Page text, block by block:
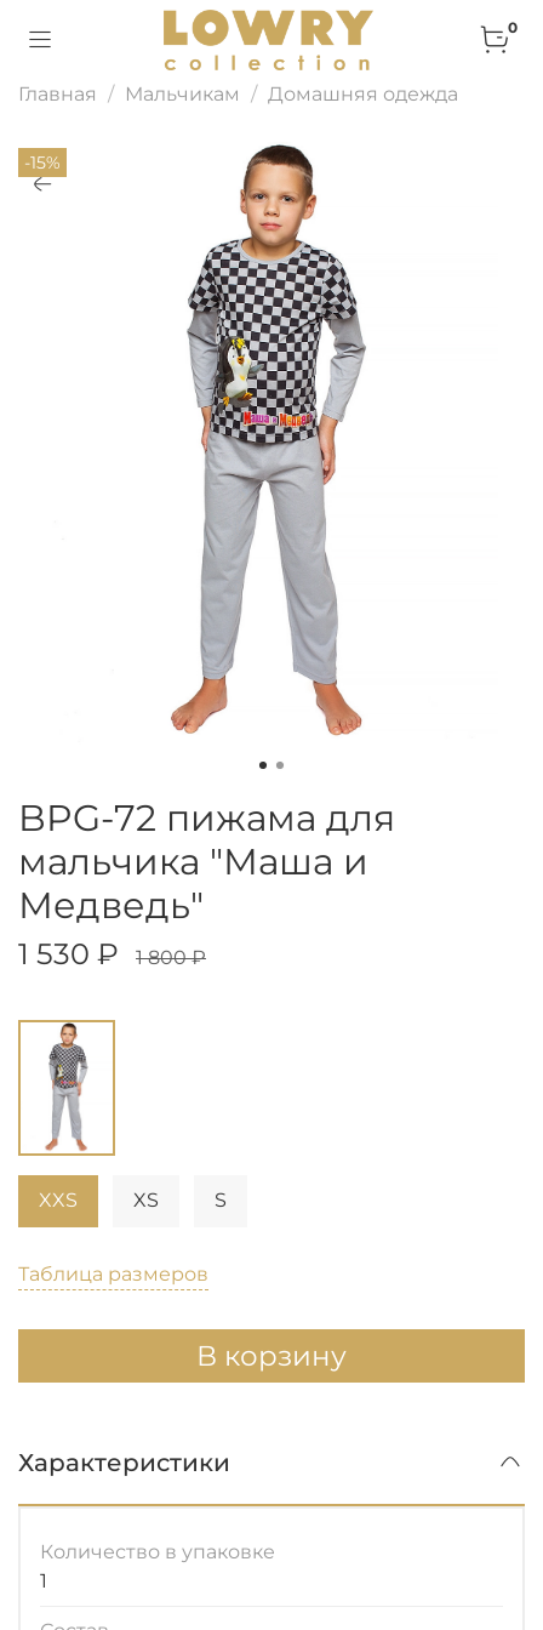
0
Главная Мальчикам Домашняя одежда
-15%
BPG-72 пижама для
мальчика "Маша и
Медведь"
1 530 ₽ 1 800 ₽
Таблица размеров
В корзину
XXS XS S
Характеристики
Количество в упаковке
1